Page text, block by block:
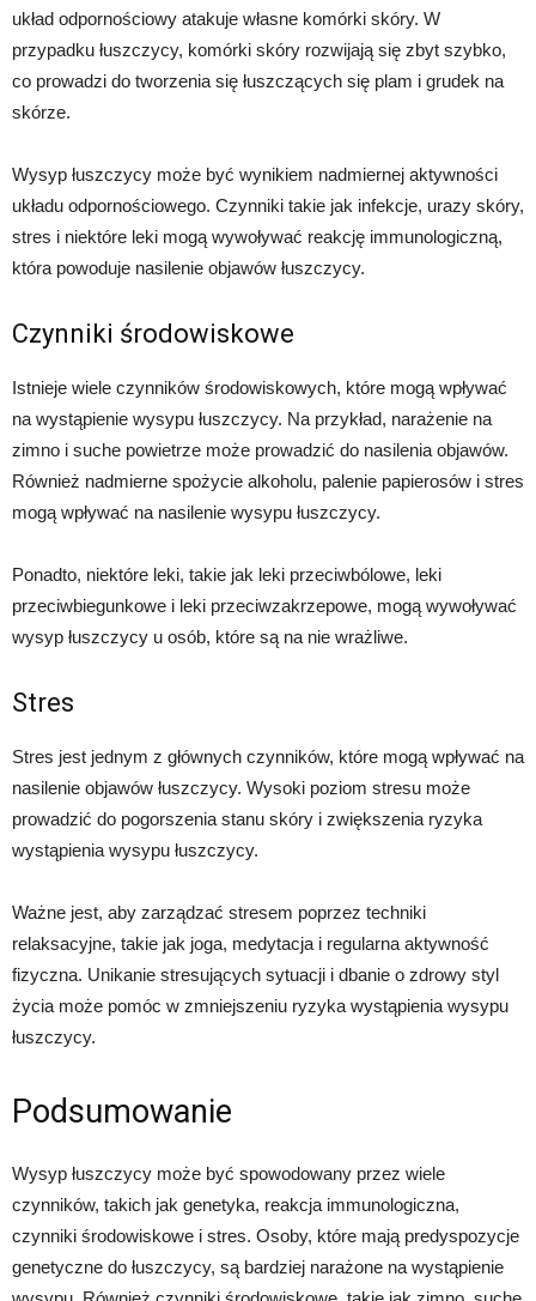
układ odpornościowy atakuje własne komórki skóry. W
przypadku łuszczycy, komórki skóry rozwijają się zbyt szybko,
co prowadzi do tworzenia się łuszczących się plam i grudek na
skórze.
Wysyp łuszczycy może być wynikiem nadmiernej aktywności
układu odpornościowego. Czynniki takie jak infekcje, urazy skóry,
stres i niektóre leki mogą wywoływać reakcję immunologiczną,
która powoduje nasilenie objawów łuszczycy.
Czynniki środowiskowe
Istnieje wiele czynników środowiskowych, które mogą wpływać
na wystąpienie wysypu łuszczycy. Na przykład, narażenie na
zimno i suche powietrze może prowadzić do nasilenia objawów.
Również nadmierne spożycie alkoholu, palenie papierosów i stres
mogą wpływać na nasilenie wysypu łuszczycy.
Ponadto, niektóre leki, takie jak leki przeciwbólowe, leki
przeciwbiegunkowe i leki przeciwzakrzepowe, mogą wywoływać
wysyp łuszczycy u osób, które są na nie wrażliwe.
Stres
Stres jest jednym z głównych czynników, które mogą wpływać na
nasilenie objawów łuszczycy. Wysoki poziom stresu może
prowadzić do pogorszenia stanu skóry i zwiększenia ryzyka
wystąpienia wysypu łuszczycy.
Ważne jest, aby zarządzać stresem poprzez techniki
relaksacyjne, takie jak joga, medytacja i regularna aktywność
fizyczna. Unikanie stresujących sytuacji i dbanie o zdrowy styl
życia może pomóc w zmniejszeniu ryzyka wystąpienia wysypu
łuszczycy.
Podsumowanie
Wysyp łuszczycy może być spowodowany przez wiele
czynników, takich jak genetyka, reakcja immunologiczna,
czynniki środowiskowe i stres. Osoby, które mają predyspozycje
genetyczne do łuszczycy, są bardziej narażone na wystąpienie